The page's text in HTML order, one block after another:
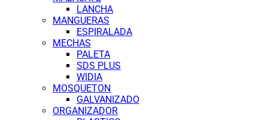
LANCHA
MANGUERAS
ESPIRALADA
MECHAS
PALETA
SDS PLUS
WIDIA
MOSQUETON
GALVANIZADO
ORGANIZADOR